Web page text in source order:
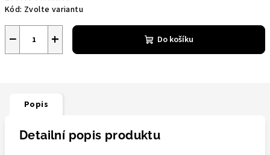
Kód: Zvolte variantu
+
− Do košíku
Popis
Detailní popis produktu